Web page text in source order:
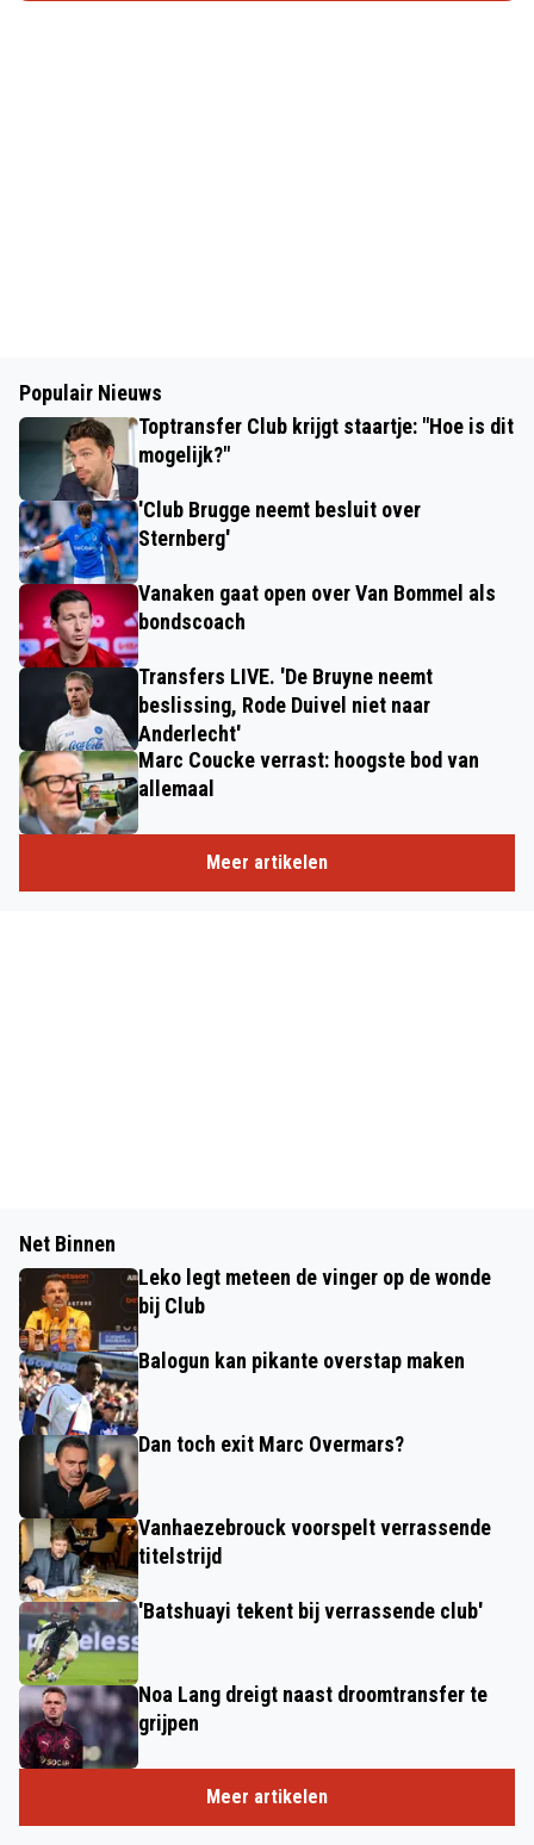
Populair Nieuws
Toptransfer Club krijgt staartje: "Hoe is dit
mogelijk?"
'Club Brugge neemt besluit over
Sternberg'
Vanaken gaat open over Van Bommel als
bondscoach
Transfers LIVE. 'De Bruyne neemt
beslissing, Rode Duivel niet naar
Anderlecht'
Marc Coucke verrast: hoogste bod van
allemaal
Meer artikelen
Net Binnen
Leko legt meteen de vinger op de wonde
bij Club
Balogun kan pikante overstap maken
Dan toch exit Marc Overmars?
Vanhaezebrouck voorspelt verrassende
titelstrijd
'Batshuayi tekent bij verrassende club'
Noa Lang dreigt naast droomtransfer te
grijpen
Meer artikelen